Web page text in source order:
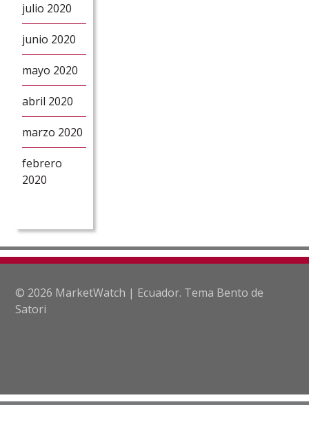
julio 2020
junio 2020
mayo 2020
abril 2020
marzo 2020
febrero
2020
© 2026 MarketWatch | Ecuador. Tema Bento de
Satori